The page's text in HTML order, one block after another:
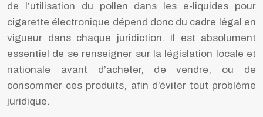
de l’utilisation du pollen dans les e-liquides pour
cigarette électronique dépend donc du cadre légal en
vigueur dans chaque juridiction. Il est absolument
essentiel de se renseigner sur la législation locale et
nationale avant d’acheter, de vendre, ou de
consommer ces produits, afin d’éviter tout problème
juridique.